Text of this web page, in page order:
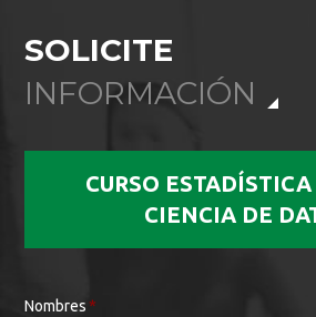
SOLICITE
INFORMACIÓN
CURSO
CIENCIA DE
Nombres *